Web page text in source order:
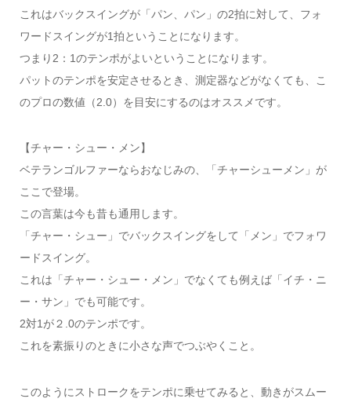
これはバックスイングが「パン、パン」の2拍に対して、フォ
ワードスイングが1拍ということになります。
つまり2：1のテンポがよいということになります。
パットのテンポを安定させるとき、測定器などがなくても、こ
のプロの数値（2.0）を目安にするのはオススメです。
【チャー・シュー・メン】
ベテランゴルファーならおなじみの、「チャーシューメン」が
ここで登場。
この言葉は今も昔も通用します。
「チャー・シュー」でバックスイングをして「メン」でフォワ
ードスイング。
これは「チャー・シュー・メン」でなくても例えば「イチ・ニ
ー・サン」でも可能です。
2対1が２.0のテンポです。
これを素振りのときに小さな声でつぶやくこと。
このようにストロークをテンポに乗せてみると、動きがスムー